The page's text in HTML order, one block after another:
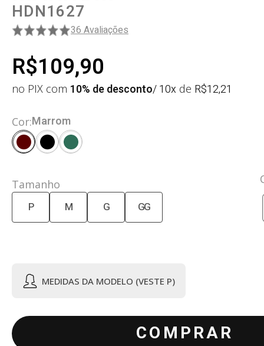
HDN1627
36 Avaliações
R$109,90
no PIX com 10% de desconto/ 10x de R$12,21
Cor:Marrom
Tamanho
P M G GG
MEDIDAS DA MODELO (VESTE P)
COMPRAR